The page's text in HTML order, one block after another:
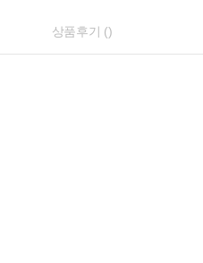
상품후기 ()